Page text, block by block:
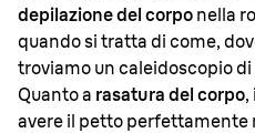
depilazione del corpo nella
quando si tratta di come,
troviamo un caleidoscopio
Quanto a rasatura del corpo,
avere il petto perfettamente